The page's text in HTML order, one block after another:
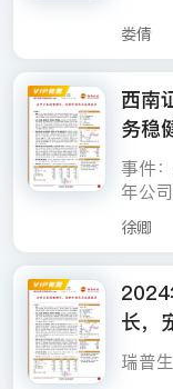
零食
宠物
性需
货龙
微。
较强
利润
利用
润，
88元
出调
维持
新发
元，
单只
如果
美国
宫签
国的“
芬太
美国
税”进
关税
0%。
增加
中方
起，
▌生
娄倩
西南
务稳
事件
年公
3.7%
同比
同比-
点评
应链
和
38%
兽用
户战
业务
徐卿
2024
长，
瑞普